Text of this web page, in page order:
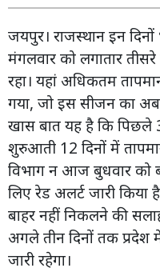
जयपुर। राजस्थान इन
मंगलवार को लगातार
रहा। यहां अधिकतम
गया, जो इस सीजन का
खास बात यह है कि पिछले
शुरुआती 12 दिनों में
विभाग न आज बुधवार
लिए रेड अलर्ट जारी
बाहर नहीं निकलने की
अगले तीन दिनों तक
जारी रहेगा।